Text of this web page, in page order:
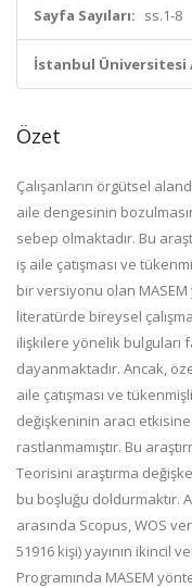
Sayfa Sayıları: ss.1-8
İstanbul Üniversitesi
Özet
Çalışanların örgütsel
aile dengesinin
sebep olmaktadır. Bu
iş aile çatışması ve
bir versiyonu olan
literatürde bireysel
ilişkilere yönelik bulguları
dayanmaktadır. Ancak,
aile çatışması ve
değişkeninin aracı
rastlanmamıştır. Bu
Teorisini araştırma
bu boşluğu doldurmaktır.
arasında Scopus, WOS
51916 kişi) yayının ikincil
Programında MASEM